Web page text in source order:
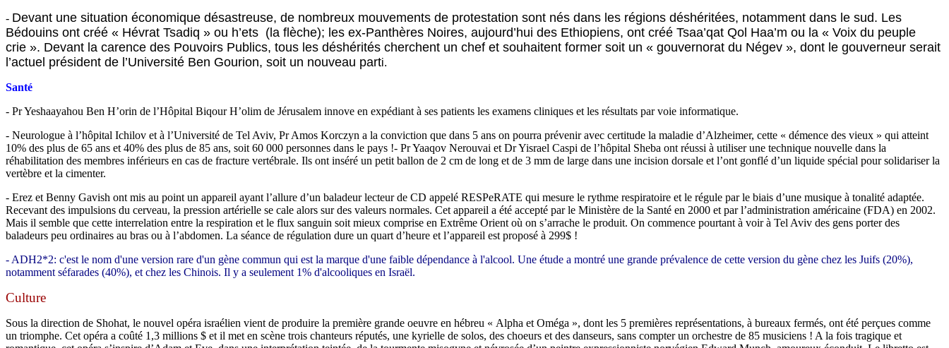
- Devant une situation économique désastreuse, de nombreux mouvements de protestation sont nés dans les régions déshéritées, notamment dans le sud. Les
Bédouins ont créé « Hévrat Tsadiq » ou h’ets (la flèche); les ex-Panthères Noires, aujourd’hui des Ethiopiens, ont créé Tsaa’qat Qol Haa’m ou la « Voix du peuple
crie ». Devant la carence des Pouvoirs Publics, tous les déshérités cherchent un chef et souhaitent former soit un « gouvernorat du Négev », dont le gouverneur serait
l’actuel président de l’Université Ben Gourion, soit un nouveau parti.
Santé
- Pr Yeshaayahou Ben H’orin de l’Hôpital Biqour H’olim de Jérusalem innove en expédiant à ses patients les examens cliniques et les résultats par voie informatique.
- Neurologue à l’hôpital Ichilov et à l’Université de Tel Aviv, Pr Amos Korczyn a la conviction que dans 5 ans on pourra prévenir avec certitude la maladie d’Alzheimer, cette « démence des vieux » qui atteint
10% des plus de 65 ans et 40% des plus de 85 ans, soit 60 000 personnes dans le pays !- Pr Yaaqov Nerouvai et Dr Yisrael Caspi de l’hôpital Sheba ont réussi à utiliser une technique nouvelle dans la
réhabilitation des membres inférieurs en cas de fracture vertébrale. Ils ont inséré un petit ballon de 2 cm de long et de 3 mm de large dans une incision dorsale et l’ont gonflé d’un liquide spécial pour solidariser la
vertèbre et la cimenter.
- Erez et Benny Gavish ont mis au point un appareil ayant l’allure d’un baladeur lecteur de CD appelé RESPeRATE qui mesure le rythme respiratoire et le régule par le biais d’une musique à tonalité adaptée.
Recevant des impulsions du cerveau, la pression artérielle se cale alors sur des valeurs normales. Cet appareil a été accepté par le Ministère de la Santé en 2000 et par l’administration américaine (FDA) en 2002.
Mais il semble que cette interrelation entre la respiration et le flux sanguin soit mieux comprise en Extrême Orient où on s’arrache le produit. On commence pourtant à voir à Tel Aviv des gens porter des
baladeurs peu ordinaires au bras ou à l’abdomen. La séance de régulation dure un quart d’heure et l’appareil est proposé à 299$ !
- ADH2*2: c'est le nom d'une version rare d'un gène commun qui est la marque d'une faible dépendance à l'alcool. Une étude a montré une grande prévalence de cette version du gène chez les Juifs (20%),
notamment séfarades (40%), et chez les Chinois. Il y a seulement 1% d'alcooliques en Israël.
Culture
Sous la direction de Shohat, le nouvel opéra israélien vient de produire la première grande oeuvre en hébreu « Alpha et Oméga », dont les 5 premières représentations, à bureaux fermés, ont été perçues comme
un triomphe. Cet opéra a coûté 1,3 millions $ et il met en scène trois chanteurs réputés, une kyrielle de solos, des choeurs et des danseurs, sans compter un orchestre de 85 musiciens ! A la fois tragique et